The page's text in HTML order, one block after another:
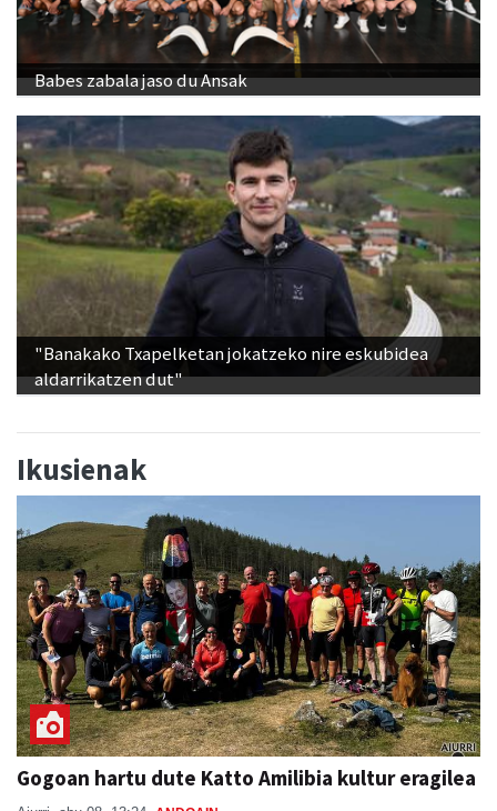
Babes zabala jaso du Ansak
"Banakako Txapelketan jokatzeko nire eskubidea
aldarrikatzen dut"
Ikusienak
Gogoan hartu dute Katto Amilibia kultur eragilea